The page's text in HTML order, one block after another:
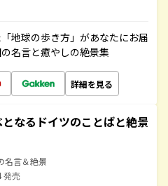
地球の歩き方」があなたにお届
名言と癒やしの絶景集
詳細を見る
なるドイツのことばと絶景
名言＆絶景
発売